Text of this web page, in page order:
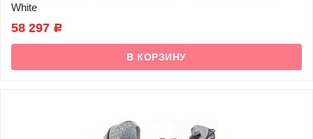
White
В наличии
58 297 Р